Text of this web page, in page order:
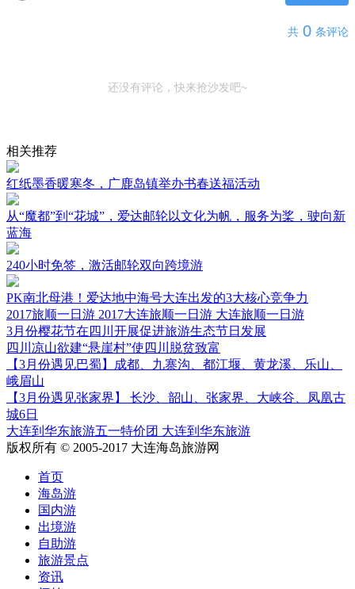
共 0 条评论
还没有评论，快来抢沙发吧~
相关推荐
红纸墨香暖寒冬，广鹿岛镇举办书春送福活动
从“魔都”到“花城”，爱达邮轮以文化为帆，服务为桨，驶向新
蓝海
240小时免签，激活邮轮双向跨境游
PK南北母港！爱达地中海号大连出发的3大核心竞争力
2017旅顺一日游 2017大连旅顺一日游 大连旅顺一日游
3月份樱花节在四川开展促进旅游生态节日发展
四川凉山欲建“悬崖村”使四川脱贫致富
【3月份遇见巴蜀】成都、九寨沟、都江堰、黄龙溪、乐山、
峨眉山
【3月份遇见张家界】 长沙、韶山、张家界、大峡谷、凤凰古
城6日
大连到华东旅游五一特价团 大连到华东旅游
版权所有 © 2005-2017 大连海岛旅游网
首页
海岛游
国内游
出境游
自助游
旅游景点
资讯